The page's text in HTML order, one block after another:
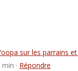
sur les parrains
· Répondre